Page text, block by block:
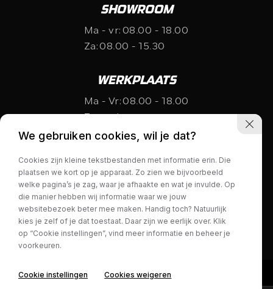
SHOWROOM
Ma - vr: 08.00 - 18.00
Za: 08.00 - 15.30
WERKPLAATS
Ma - Vr: 08.00 - 18.00
Za:gesloten
Privacy policy
Interesse in deze Volkswagen
We gebruiken cookies, wil je dat?
Cookies zijn kleine tekstbestanden met informatie erin. Die
plaatsen we kort op je apparaat. Zo zien we bijvoorbeeld
welke pagina’s je zag, waar je afhaakte en wat je invulde. Op
die manier hebben wij informatie waar we jouw
websitebezoek beter mee maken. Handig toch? Natuurlijk
kies je zelf of je dat toestaat. Daar zijn we eerlijk over. Klik
op “Cookie instellingen”, vind meer informatie en beheer je
voorkeuren.
Cookie instellingen Cookies weigeren